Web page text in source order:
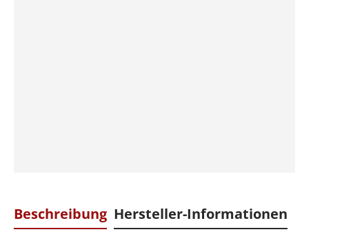
Beschreibung Hersteller-Informationen